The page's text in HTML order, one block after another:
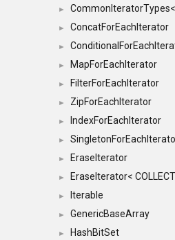
► CommonIteratorTypes<
► ConcatForEachIterator
►
► MapForEachIterator
► FilterForEachIterator
► ZipForEachIterator
► IndexForEachIterator
►
► EraseIterator
► EraseIterator<
► Iterable
► GenericBaseArray
► HashBitSet